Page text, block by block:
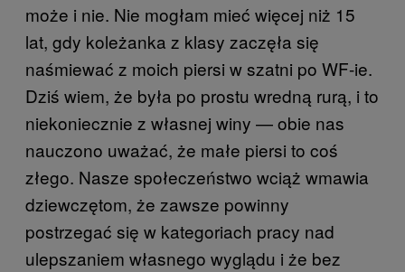
może i nie. Nie mogłam mieć więcej niż 15
lat, gdy koleżanka z klasy zaczęła się
naśmiewać z moich piersi w szatni po WF-ie.
Dziś wiem, że była po prostu wredną rurą, i to
niekoniecznie z własnej winy — obie nas
nauczono uważać, że małe piersi to coś
złego. Nasze społeczeństwo wciąż wmawia
dziewczętom, że zawsze powinny
postrzegać się w kategoriach pracy nad
ulepszaniem własnego wyglądu i że bez